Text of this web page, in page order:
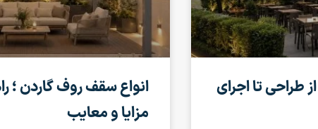
طراحی تا اجرای
انواع سقف روف گاردن ؛
مزایا و معایب